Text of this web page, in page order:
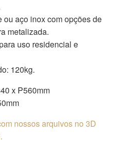
ou aço inox com opções de
metalizada.
uso residencial e
120kg.
x P560mm
nossos arquivos no 3D